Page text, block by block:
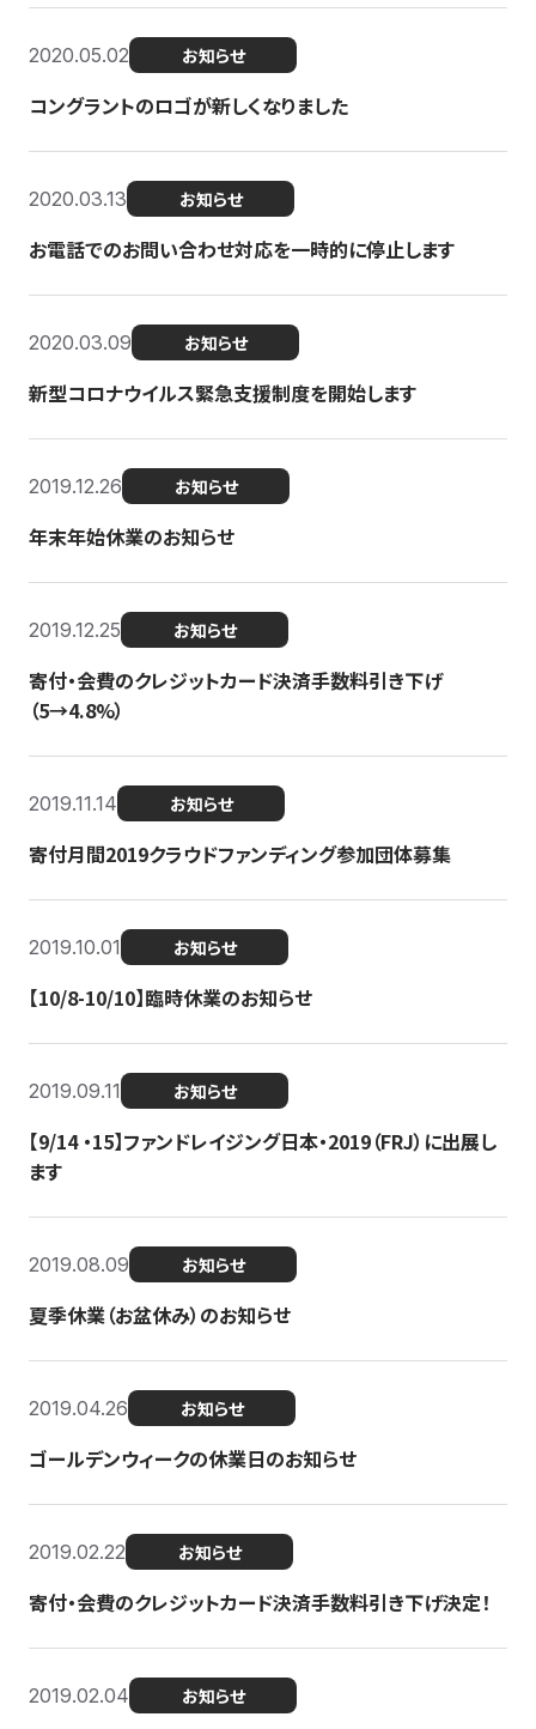
2020.05.02 お知らせ
コングラントのロゴが新しくなりました
2020.03.13 お知らせ
お電話でのお問い合わせ対応を一時的に停止します
2020.03.09 お知らせ
新型コロナウイルス緊急支援制度を開始します
2019.12.26 お知らせ
年末年始休業のお知らせ
2019.12.25 お知らせ
寄付・会費のクレジットカード決済手数料引き下げ
（5→4.8%）
2019.11.14 お知らせ
寄付月間2019クラウドファンディング参加団体募集
2019.10.01 お知らせ
【10/8-10/10】臨時休業のお知らせ
2019.09.11 お知らせ
【9/14 ・15】ファンドレイジング日本・2019（FRJ）に出展し
ます
2019.08.09 お知らせ
夏季休業（お盆休み）のお知らせ
2019.04.26 お知らせ
ゴールデンウィークの休業日のお知らせ
2019.02.22 お知らせ
寄付・会費のクレジットカード決済手数料引き下げ決定！
2019.02.04 お知らせ